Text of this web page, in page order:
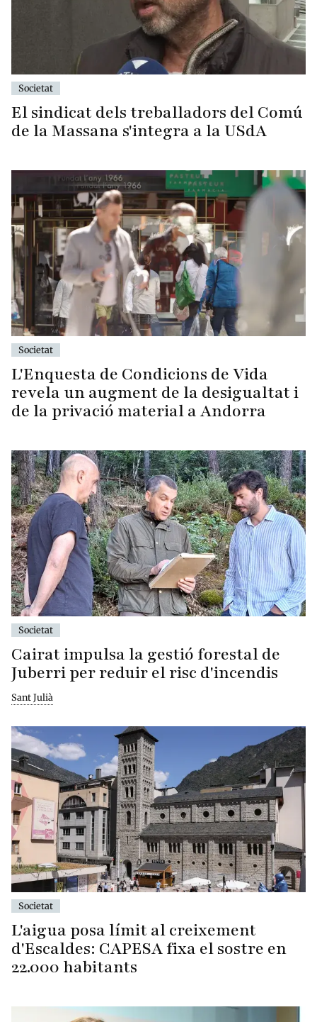
Societat
El sindicat dels treballadors del Comú
de la Massana s'integra a la USdA
Societat
L'Enquesta de Condicions de Vida
revela un augment de la desigualtat i
de la privació material a Andorra
Societat
Cairat impulsa la gestió forestal de
Juberri per reduir el risc d'incendis
Sant Julià
Societat
L'aigua posa límit al creixement
d'Escaldes: CAPESA fixa el sostre en
22.000 habitants